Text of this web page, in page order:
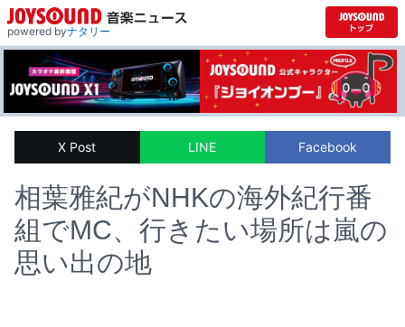
powered byナタリー
X Post LINE Facebook
相葉雅紀がNHKの海外紀行番
組でMC、行きたい場所は嵐の
思い出の地